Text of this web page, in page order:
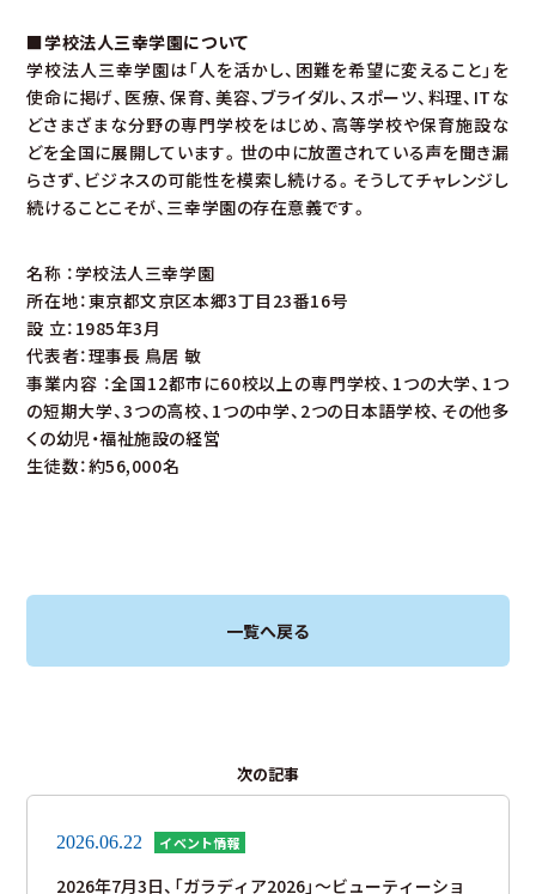
■学校法人三幸学園について
学校法人三幸学園は「人を活かし、困難を希望に変えること」を
使命に掲げ、医療、保育、美容、ブライダル、スポーツ、料理、ITな
どさまざまな分野の専門学校をはじめ、高等学校や保育施設な
どを全国に展開しています。世の中に放置されている声を聞き漏
らさず、ビジネスの可能性を模索し続ける。そうしてチャレンジし
続けることこそが、三幸学園の存在意義です。
名称 ：学校法人三幸学園
所在地：東京都文京区本郷3丁目23番16号
設 立：1985年3月
代表者：理事長 鳥居 敏
事業内容 ：全国12都市に60校以上の専門学校、1つの大学、1つ
の短期大学、3つの高校、1つの中学、2つの日本語学校、その他多
くの幼児・福祉施設の経営
生徒数：約56,000名
一覧へ戻る
次の記事
2026.06.22 イベント情報
2026年7月3日、「ガラディア2026」～ビューティーショ